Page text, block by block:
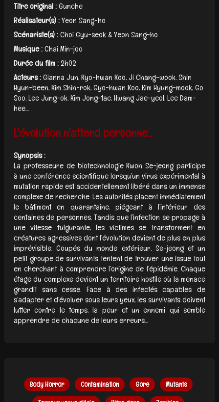
Titre original :Gunche
Réalisateur(s) :Yeon Sang-ho
Scénariste(s) :Choi Gyu-seok & Yeon Sang-ho
Musique :Chai Min-joo
Durée du film :2h02
Acteurs :Gianna Jun, Kyo-hwan Koo, Ji Chang-wook, Shin
Hyun-been, Kim Shin-rok, Gyo-hwan Koo, Kim Hyung-mook, Go
Soo, Lee Jung-ok, Kim Jong-tae, Hwang Jae-yeol, Lee Dam-
hee....
L'évolution n'attend personne...
Synopsis :
La professeure de biotechnologie Kwon Se-jeong participe
à une conférence scientifique lorsqu’un virus expérimental à
mutation rapide est accidentellement libéré dans un immense
complexe de recherche. Les autorités placent immédiatement
le bâtiment en quarantaine, piégeant à l’intérieur des
centaines de personnes. Tandis que l’infection se propage à
une vitesse fulgurante, les victimes se transforment en
créatures agressives dont l’évolution devient de plus en plus
imprévisible. Coupés du monde extérieur, Se-jeong et un
petit groupe de survivants tentent de trouver une issue tout
en cherchant à comprendre l’origine de l’épidémie. Chaque
étage du complexe devient un territoire hostile où la menace
grandit sans cesse. Face à des infectés capables de
s’adapter et d’évoluer sous leurs yeux, les survivants doivent
lutter contre le temps, la peur et un ennemi qui semble
apprendre de chacune de leurs erreurs...
Body Horror Contamination Gore Mutants